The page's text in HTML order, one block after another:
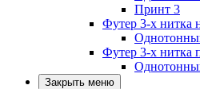
Принт 3
Футер 3-х нитка
Футер 3-х нитка
Закрыть меню